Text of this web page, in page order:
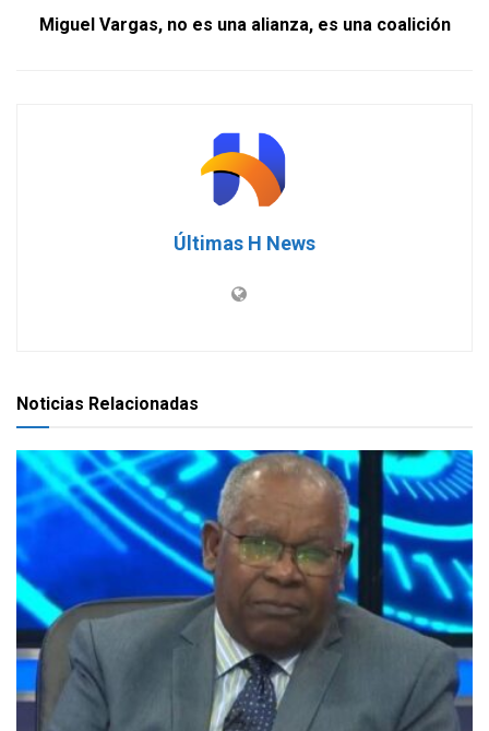
Miguel Vargas, no es una alianza, es una coalición
Últimas H News
Noticias Relacionadas